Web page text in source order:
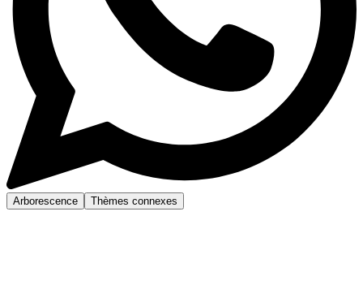
Arborescence Thèmes connexes